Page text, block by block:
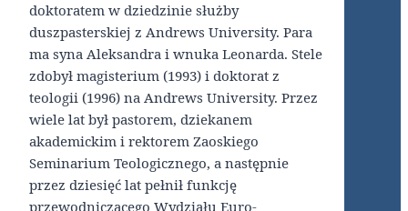
doktoratem w dziedzinie służby
duszpasterskiej z Andrews University. Para
ma syna Aleksandra i wnuka Leonarda. Stele
zdobył magisterium (1993) i doktorat z
teologii (1996) na Andrews University. Przez
wiele lat był pastorem, dziekanem
akademickim i rektorem Zaoskiego
Seminarium Teologicznego, a następnie
przez dziesięć lat pełnił funkcję
przewodniczącego Wydziału Euro-